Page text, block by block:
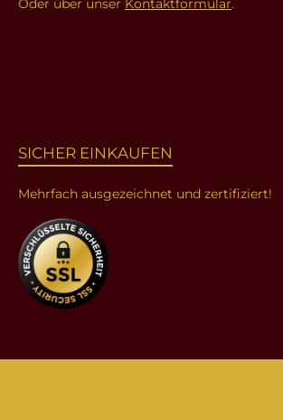
SICHER EINKAUFEN
Mehrfach ausgezeichnet und zertifiziert!